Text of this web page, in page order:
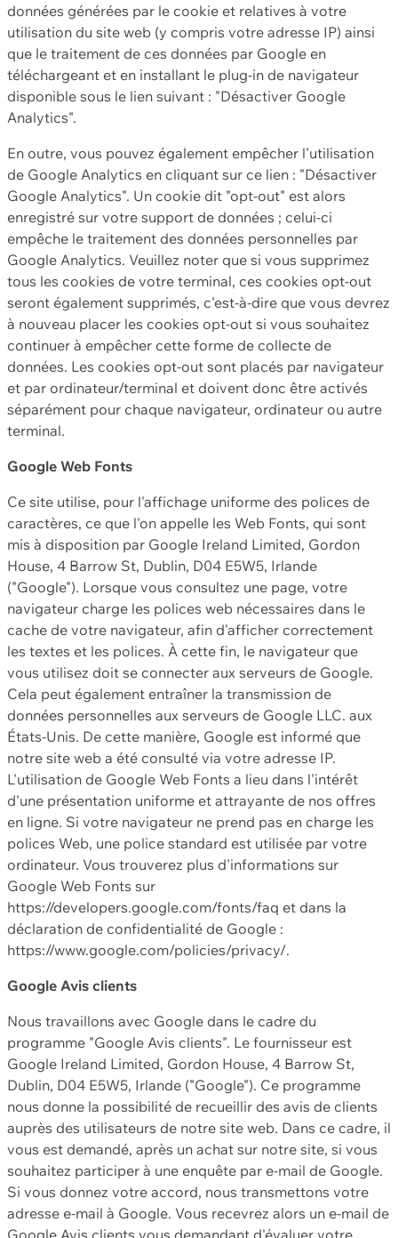
données générées par le cookie et relatives à votre
utilisation du site web (y compris votre adresse IP) ainsi
que le traitement de ces données par Google en
téléchargeant et en installant le plug-in de navigateur
disponible sous le lien suivant : "Désactiver Google
Analytics".
En outre, vous pouvez également empêcher l'utilisation
de Google Analytics en cliquant sur ce lien : "Désactiver
Google Analytics". Un cookie dit "opt-out" est alors
enregistré sur votre support de données ; celui-ci
empêche le traitement des données personnelles par
Google Analytics. Veuillez noter que si vous supprimez
tous les cookies de votre terminal, ces cookies opt-out
seront également supprimés, c'est-à-dire que vous devrez
à nouveau placer les cookies opt-out si vous souhaitez
continuer à empêcher cette forme de collecte de
données. Les cookies opt-out sont placés par navigateur
et par ordinateur/terminal et doivent donc être activés
séparément pour chaque navigateur, ordinateur ou autre
terminal.
Google Web Fonts
Ce site utilise, pour l'affichage uniforme des polices de
caractères, ce que l'on appelle les Web Fonts, qui sont
mis à disposition par Google Ireland Limited, Gordon
House, 4 Barrow St, Dublin, D04 E5W5, Irlande
("Google"). Lorsque vous consultez une page, votre
navigateur charge les polices web nécessaires dans le
cache de votre navigateur, afin d'afficher correctement
les textes et les polices. À cette fin, le navigateur que
vous utilisez doit se connecter aux serveurs de Google.
Cela peut également entraîner la transmission de
données personnelles aux serveurs de Google LLC. aux
États-Unis. De cette manière, Google est informé que
notre site web a été consulté via votre adresse IP.
L'utilisation de Google Web Fonts a lieu dans l'intérêt
d'une présentation uniforme et attrayante de nos offres
en ligne. Si votre navigateur ne prend pas en charge les
polices Web, une police standard est utilisée par votre
ordinateur. Vous trouverez plus d'informations sur
Google Web Fonts sur
https://developers.google.com/fonts/faq et dans la
déclaration de confidentialité de Google :
https://www.google.com/policies/privacy/.
Google Avis clients
Nous travaillons avec Google dans le cadre du
programme "Google Avis clients". Le fournisseur est
Google Ireland Limited, Gordon House, 4 Barrow St,
Dublin, D04 E5W5, Irlande ("Google"). Ce programme
nous donne la possibilité de recueillir des avis de clients
auprès des utilisateurs de notre site web. Dans ce cadre, il
vous est demandé, après un achat sur notre site, si vous
souhaitez participer à une enquête par e-mail de Google.
Si vous donnez votre accord, nous transmettons votre
adresse e-mail à Google. Vous recevrez alors un e-mail de